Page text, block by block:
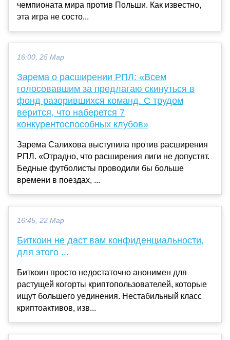
чемпионата мира против Польши. Как известно,
эта игра не состо...
16:00, 25 Мар
Зарема о расширении РПЛ: «Всем
голосовавшим за предлагаю скинуться в
фонд разорившихся команд. С трудом
верится, что наберется 7
конкурентоспособных клубов»
Зарема Салихова выступила против расширения
РПЛ. «Отрадно, что расширения лиги не допустят.
Бедные футболисты проводили бы больше
времени в поездах, ...
16:45, 22 Мар
Биткоин не даст вам конфиденциальности,
для этого ...
Биткоин просто недостаточно анонимен для
растущей когорты криптопользователей, которые
ищут большего уединения. Нестабильный класс
криптоактивов, изв...